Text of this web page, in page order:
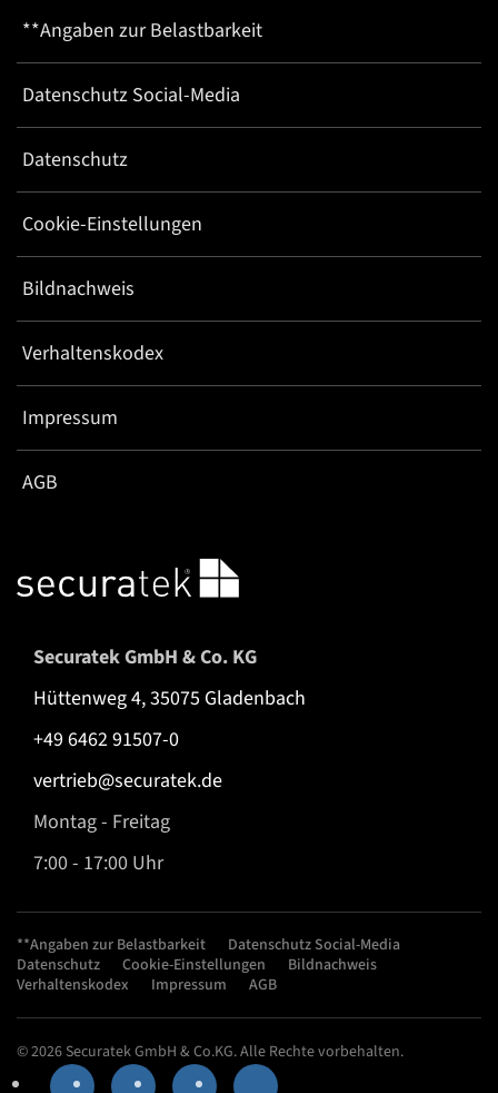
**Angaben zur Belastbarkeit
Datenschutz Social-Media
Datenschutz
Cookie-Einstellungen
Bildnachweis
Verhaltenskodex
Impressum
AGB
Securatek GmbH & Co. KG
Hüttenweg 4, 35075 Gladenbach
+49 6462 91507-0
vertrieb@securatek.de
Montag - Freitag
7:00 - 17:00 Uhr
**Angaben zur Belastbarkeit
Datenschutz Social-Media
Datenschutz
Cookie-Einstellungen
Bildnachweis
Verhaltenskodex
Impressum AGB
© 2026 Securatek GmbH & Co.KG. Alle Rechte vorbehalten.